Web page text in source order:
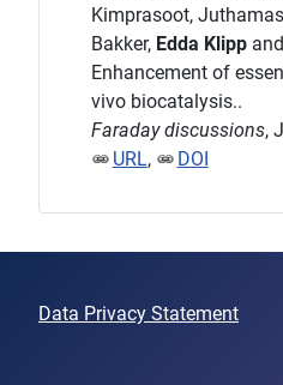
Kimprasoot,
Bakker, Edda Klipp
Enhancement of
vivo biocatalysis..
Faraday discussions,
URL, DOI
Data Privacy Statement